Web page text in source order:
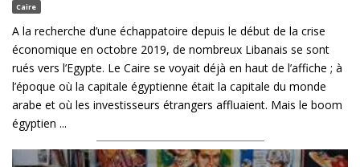
Caire
A la recherche d’une échappatoire depuis le début de la crise
économique en octobre 2019, de nombreux Libanais se sont
rués vers l’Egypte. Le Caire se voyait déjà en haut de l’affiche ; à
l’époque où la capitale égyptienne était la capitale du monde
arabe et où les investisseurs étrangers affluaient. Mais le boom
égyptien ...